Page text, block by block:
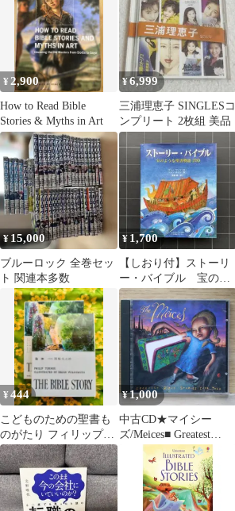
¥2,900
How to Read Bible
Stories & Myths in Art
¥6,999
三浦理恵子 SINGLESコ
ンプリート 2枚組 美品
¥ 15,000
ブルーロック 全巻セッ
ト 関連本多数
¥1,700
【しおり付】ストーリ
ー・バイブル 宝のよ
うな聖書物語200
¥444
こどものための聖書も
のがたり フィリップ・
ターナー
¥1,000
中古CD★マイシー
ズ/Meices■ Greatest
Bible Stories Never Told
【/0756061020524】
E01778